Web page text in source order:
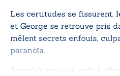
Les certitudes se fissurent,
et George se retrouve pris
mêlent secrets enfouis,
paranoïa.
Jusqu’où sera-t-il prêt à